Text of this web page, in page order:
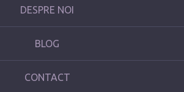
DESPRE NOI
BLOG
CONTACT